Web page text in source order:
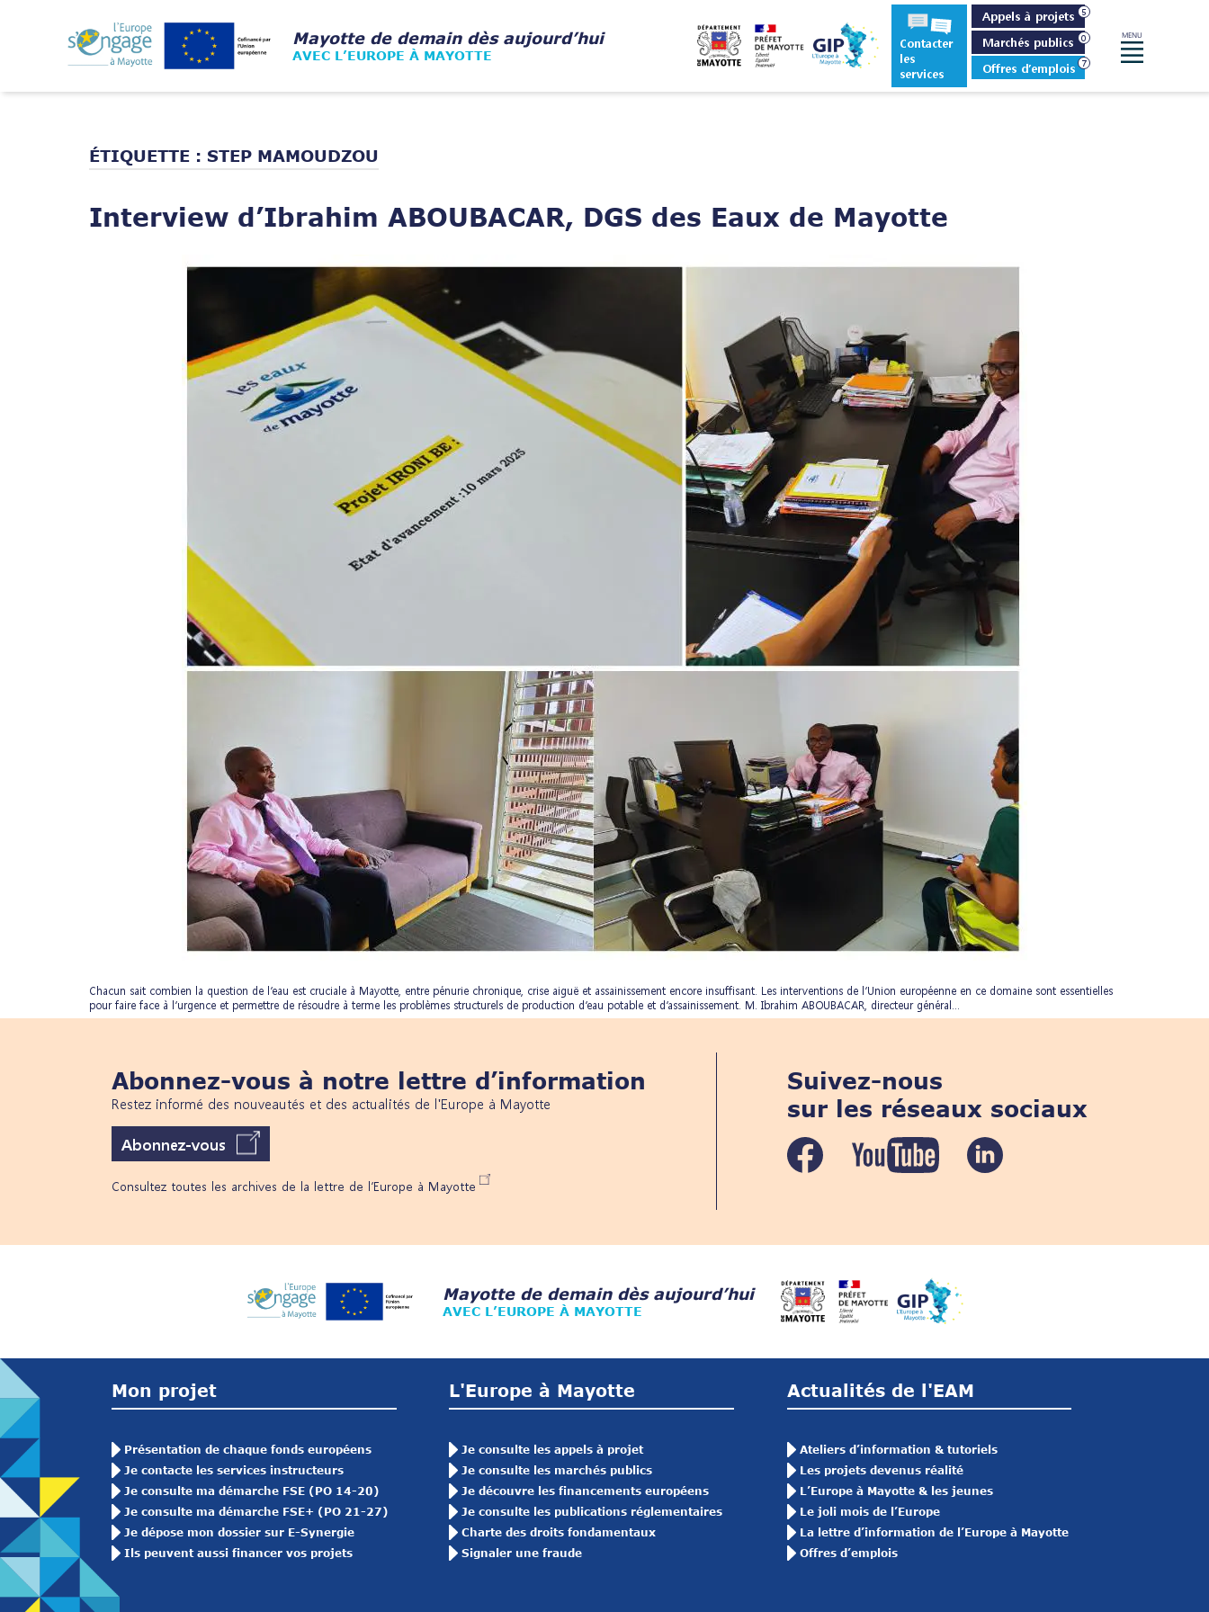
Home
MENU
Menu
Mayotte de demain dès aujourd’hui
AVEC L’EUROPE À MAYOTTE
Contacter
les
services
Appels à projets
Marchés publics
Offres d’emplois
ÉTIQUETTE : STEP MAMOUDZOU
Interview d’Ibrahim ABOUBACAR, DGS des Eaux de Mayotte
Chacun sait combien la question de l’eau est cruciale à Mayotte, entre pénurie chronique, crise aiguë et assainissement encore insuffisant. Les interventions de l’Union européenne en ce domaine sont essentielles
pour faire face à l’urgence et permettre de résoudre à terme les problèmes structurels de production d’eau potable et d’assainissement. M. Ibrahim ABOUBACAR, directeur général...
Abonnez-vous à notre lettre d’information
Restez informé des nouveautés et des actualités de l'Europe à Mayotte
Abonnez-vous
Consultez toutes les archives de la lettre de l’Europe à Mayotte
Suivez-nous
sur les réseaux sociaux
Mayotte de demain dès aujourd’hui
AVEC L’EUROPE À MAYOTTE
Mon projet
Présentation de chaque fonds européens
Je contacte les services instructeurs
Je consulte ma démarche FSE (PO 14-20)
Je consulte ma démarche FSE+ (PO 21-27)
Je dépose mon dossier sur E-Synergie
Ils peuvent aussi financer vos projets
L'Europe à Mayotte
Je consulte les appels à projet
Je consulte les marchés publics
Je découvre les financements européens
Je consulte les publications réglementaires
Charte des droits fondamentaux
Signaler une fraude
Actualités de l'EAM
Ateliers d’information & tutoriels
Les projets devenus réalité
L’Europe à Mayotte & les jeunes
Le joli mois de l’Europe
La lettre d’information de l’Europe à Mayotte
Offres d’emplois